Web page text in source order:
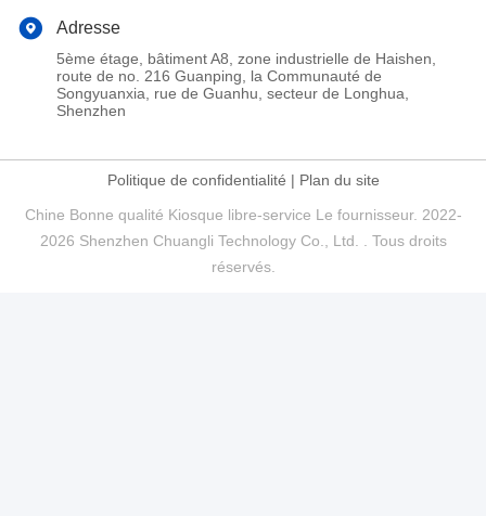
Adresse
5ème étage, bâtiment A8, zone industrielle de Haishen,
route de no. 216 Guanping, la Communauté de
Songyuanxia, rue de Guanhu, secteur de Longhua,
Shenzhen
Politique de confidentialité | Plan du site
Chine Bonne qualité Kiosque libre-service Le fournisseur. 2022-
2026 Shenzhen Chuangli Technology Co., Ltd. . Tous droits
réservés.